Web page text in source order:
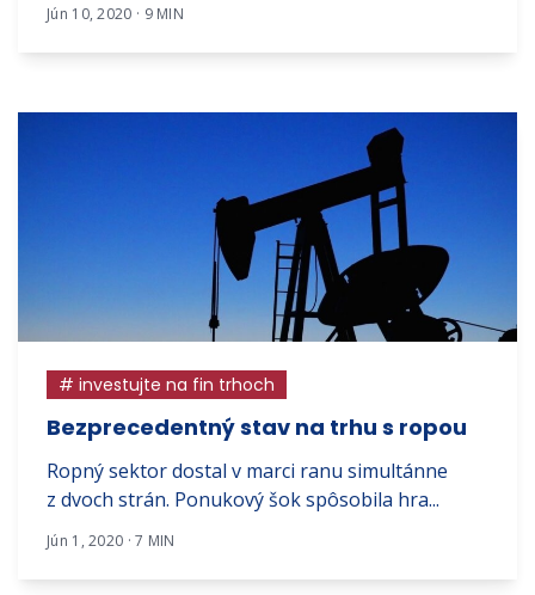
Jún 10, 2020 · 9 MIN
# investujte na fin trhoch
Bezprecedentný stav na trhu s ropou
Ropný sektor dostal v marci ranu simultánne
z dvoch strán. Ponukový šok spôsobila hra...
Jún 1, 2020 · 7 MIN